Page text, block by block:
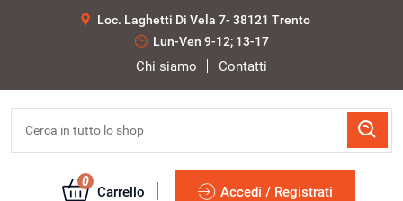
Loc. Laghetti Di Vela 7- 38121 Trento
Lun-Ven 9-12; 13-17
Chi siamo Contatti
0
Carrello Accedi / Registrati